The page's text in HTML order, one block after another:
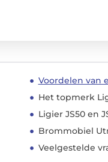
Voordelen van
Het topmerk
Ligier JS50 en
Brommobiel
Veelgestelde